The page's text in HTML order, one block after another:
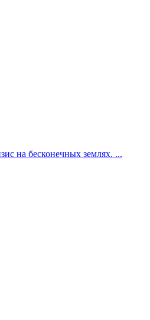
на бесконечных землях. ...